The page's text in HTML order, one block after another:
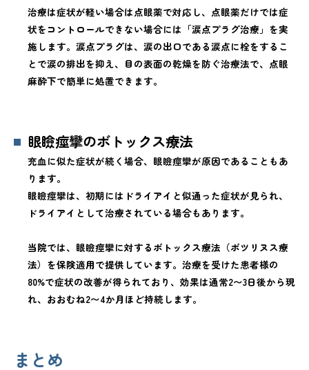
治療は症状が軽い場合は点眼薬で対応し、点眼薬だけでは症
状をコントロールできない場合には「涙点プラグ治療」を実
施します。涙点プラグは、涙の出口である涙点に栓をするこ
とで涙の排出を抑え、目の表面の乾燥を防ぐ治療法で、点眼
麻酔下で簡単に処置できます。
眼瞼痙攣のボトックス療法
充血に似た症状が続く場合、眼瞼痙攣が原因であることもあ
ります。
眼瞼痙攣は、初期にはドライアイと似通った症状が見られ、
ドライアイとして治療されている場合もあります。
当院では、眼瞼痙攣に対するボトックス療法（ボツリヌス療
法）を保険適用で提供しています。治療を受けた患者様の
80%で症状の改善が得られており、効果は通常2〜3日後から現
れ、おおむね2〜4か月ほど持続します。
まとめ